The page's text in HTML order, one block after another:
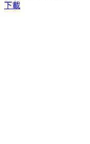
下載